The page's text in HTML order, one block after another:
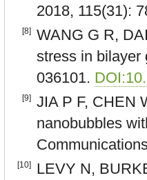
2018, 115(31):
[8] WANG G R,
stress in bilayer
036101.
[9] JIA P F, CHEN
nanobubbles
[10]
LEVY N,